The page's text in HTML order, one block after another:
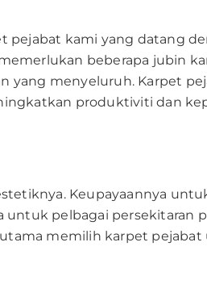
pejabat kami yang datang
beberapa jubin
yang menyeluruh. Karpet
produktiviti dan
Keupayaannya
pelbagai persekitaran
memilih karpet